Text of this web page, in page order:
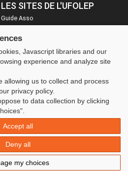
LES SITES DE L'UFOLEP
Guide Asso
Inscriptions évènements
reserved | Design by
Javascript libraries and our
experience and analyze site
allowing us to collect and process
privacy policy.
to data collection by clicking
Accept all
Deny all
my choices